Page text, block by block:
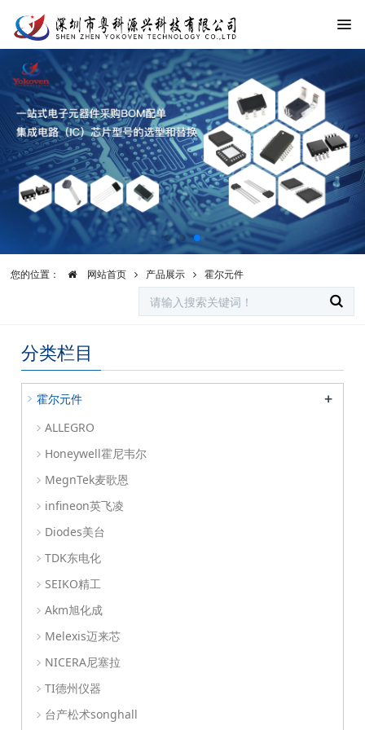
您的位置： 网站首页 产品展示 霍尔元件
分类栏目
霍尔元件 +
ALLEGRO
Honeywell霍尼韦尔
MegnTek麦歌恩
infineon英飞凌
Diodes美台
TDK东电化
SEIKO精工
Akm旭化成
Melexis迈来芯
NICERA尼塞拉
TI德州仪器
台产松术songhall